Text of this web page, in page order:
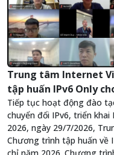
Trung tâm Internet
tập huấn IPv6 Only
Tiếp tục hoạt động đào
chuyển đổi IPv6, triển
2026, ngày 29/7/2026,
Chương trình tập huấn về